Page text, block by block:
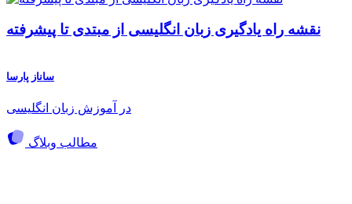
نقشه راه یادگیری زبان انگلیسی از مبتدی تا پیشرفته
ساناز پارسا
در آموزش زبان انگلیسی
مطالب وبلاگ